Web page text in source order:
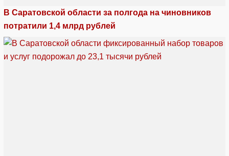
В Саратовской области за полгода на чиновников
потратили 1,4 млрд рублей